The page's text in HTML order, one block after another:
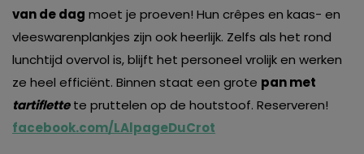
van de dag moet je proeven! Hun crêpes en kaas- en
vleeswarenplankjes zijn ook heerlijk. Zelfs als het rond
lunchtijd overvol is, blijft het personeel vrolijk en werken
ze heel efficiënt. Binnen staat een grote pan met
tartiflettete pruttelen op de houtstoof. Reserveren!
facebook.com/LAlpageDuCrot